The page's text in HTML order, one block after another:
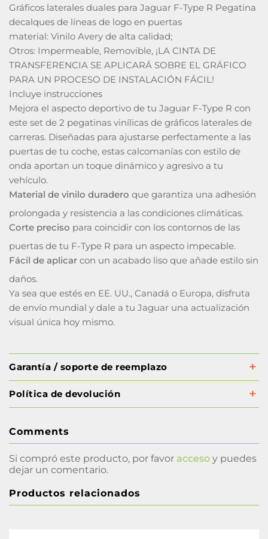
Gráficos laterales duales para Jaguar F-Type R Pegatina
decalques de líneas de logo en puertas
material: Vinilo Avery de alta calidad;
Otros: Impermeable, Removible, ¡LA CINTA DE
TRANSFERENCIA SE APLICARÁ SOBRE EL GRÁFICO
PARA UN PROCESO DE INSTALACIÓN FÁCIL!
Incluye instrucciones
Mejora el aspecto deportivo de tu Jaguar F-Type R con
este set de 2 pegatinas vinílicas de gráficos laterales de
carreras. Diseñadas para ajustarse perfectamente a las
puertas de tu coche, estas calcomanías con estilo de
onda aportan un toque dinámico y agresivo a tu
vehículo.
Material de vinilo duradero que garantiza una adhesión
prolongada y resistencia a las condiciones climáticas.
Corte preciso para coincidir con los contornos de las
puertas de tu F-Type R para un aspecto impecable.
Fácil de aplicar con un acabado liso que añade estilo sin
daños.
Ya sea que estés en EE. UU., Canadá o Europa, disfruta
de envío mundial y dale a tu Jaguar una actualización
visual única hoy mismo.
Garantía / soporte de reemplazo
Política de devolución
Comments
Si compró este producto, por favor acceso y puedes
dejar un comentario.
Productos relacionados